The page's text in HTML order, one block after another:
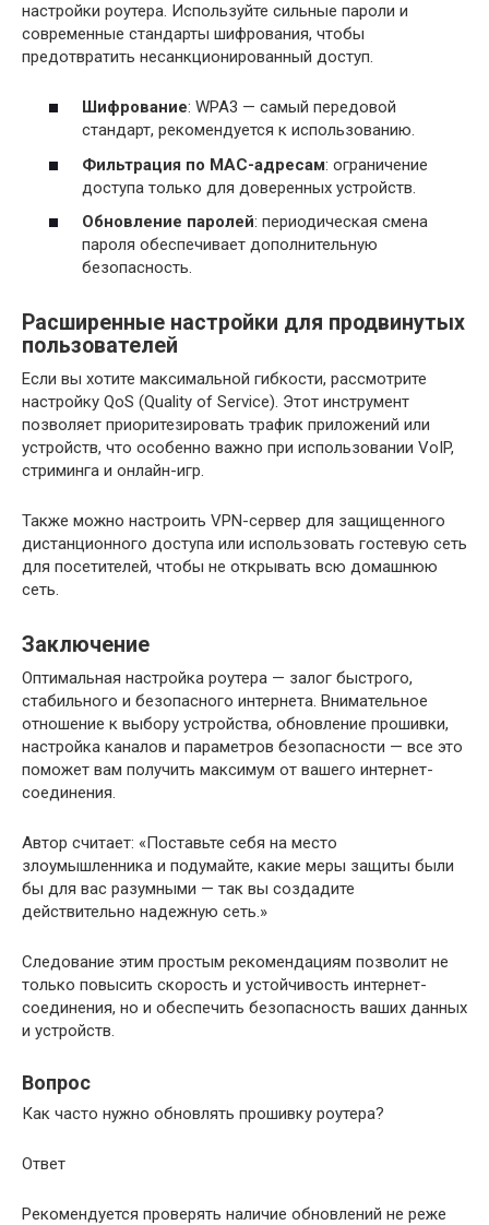
настройки роутера. Используйте сильные пароли и
современные стандарты шифрования, чтобы
предотвратить несанкционированный доступ.
Шифрование: WPA3 — самый передовой
стандарт, рекомендуется к использованию.
Фильтрация по MAC-адресам: ограничение
доступа только для доверенных устройств.
Обновление паролей: периодическая смена
пароля обеспечивает дополнительную
безопасность.
Расширенные настройки для продвинутых
пользователей
Если вы хотите максимальной гибкости, рассмотрите
настройку QoS (Quality of Service). Этот инструмент
позволяет приоритезировать трафик приложений или
устройств, что особенно важно при использовании VoIP,
стриминга и онлайн-игр.
Также можно настроить VPN-сервер для защищенного
дистанционного доступа или использовать гостевую сеть
для посетителей, чтобы не открывать всю домашнюю
сеть.
Заключение
Оптимальная настройка роутера — залог быстрого,
стабильного и безопасного интернета. Внимательное
отношение к выбору устройства, обновление прошивки,
настройка каналов и параметров безопасности — все это
поможет вам получить максимум от вашего интернет-
соединения.
Автор считает: «Поставьте себя на место
злоумышленника и подумайте, какие меры защиты были
бы для вас разумными — так вы создадите
действительно надежную сеть.»
Следование этим простым рекомендациям позволит не
только повысить скорость и устойчивость интернет-
соединения, но и обеспечить безопасность ваших данных
и устройств.
Вопрос
Как часто нужно обновлять прошивку роутера?
Ответ
Рекомендуется проверять наличие обновлений не реже